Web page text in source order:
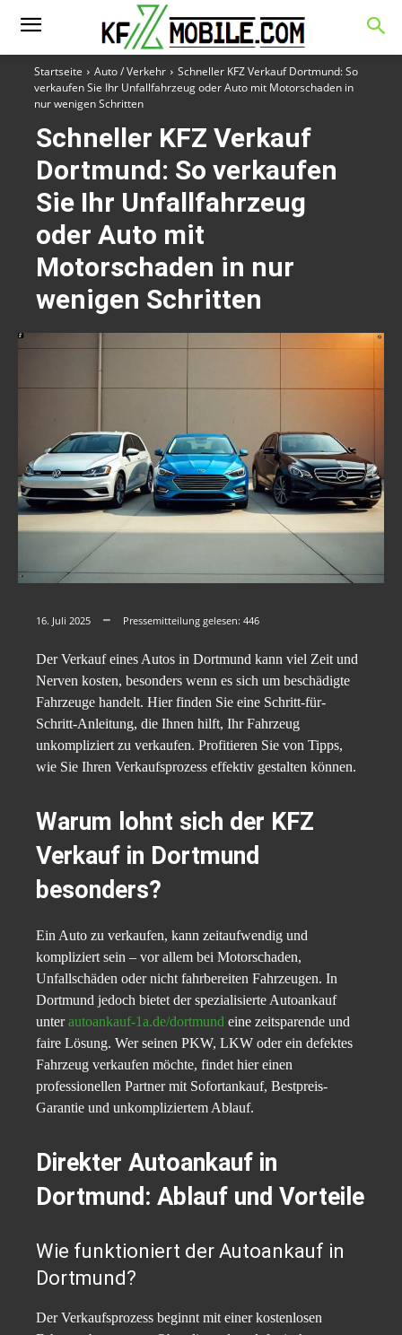
Startseite Auto / Verkehr
Schneller KFZ Verkauf Dortmund: So
verkaufen Sie Ihr Unfallfahrzeug oder Auto mit Motorschaden in
nur wenigen Schritten
Schneller KFZ Verkauf
Dortmund: So verkaufen
Sie Ihr Unfallfahrzeug
oder Auto mit
Motorschaden in nur
wenigen Schritten
16. Juli 2025 Pressemitteilung gelesen: 446
Der Verkauf eines Autos in Dortmund kann viel Zeit und
Nerven kosten, besonders wenn es sich um beschädigte
Fahrzeuge handelt. Hier finden Sie eine Schritt-für-
Schritt-Anleitung, die Ihnen hilft, Ihr Fahrzeug
unkompliziert zu verkaufen. Profitieren Sie von Tipps,
wie Sie Ihren Verkaufsprozess effektiv gestalten können.
Warum lohnt sich der KFZ
Verkauf in Dortmund
besonders?
Ein Auto zu verkaufen, kann zeitaufwendig und
kompliziert sein – vor allem bei Motorschaden,
Unfallschäden oder nicht fahrbereiten Fahrzeugen. In
Dortmund jedoch bietet der spezialisierte Autoankauf
unterautoankauf-1a.de/dortmund eine zeitsparende und
faire Lösung. Wer seinen PKW, LKW oder ein defektes
Fahrzeug verkaufen möchte, findet hier einen
professionellen Partner mit Sofortankauf, Bestpreis-
Garantie und unkompliziertem Ablauf.
Direkter Autoankauf in
Dortmund: Ablauf und Vorteile
Wie funktioniert der Autoankauf in
Dortmund?
Der Verkaufsprozess beginnt mit einer kostenlosen